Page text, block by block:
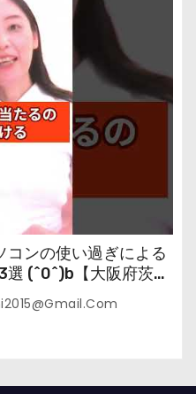
コンの使い過ぎによる
選 (^0^)b【大阪府茨木
師が教えます。】